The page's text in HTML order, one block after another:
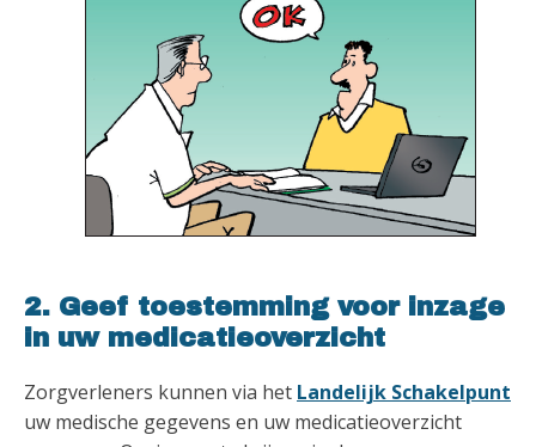
2. Geef toestemming voor inzage
in uw medicatieoverzicht
Zorgverleners kunnen via het Landelijk Schakelpunt
uw medische gegevens en uw medicatieoverzicht